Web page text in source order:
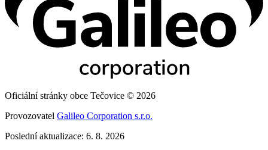
Oficiální stránky obce Tečovice © 2026
Provozovatel Galileo Corporation s.r.o.
Poslední aktualizace: 6. 8. 2026